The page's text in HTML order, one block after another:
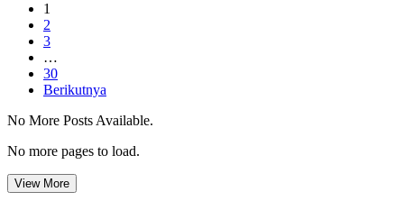
1
2
3
…
30
Berikutnya
No More Posts Available.
No more pages to load.
View More